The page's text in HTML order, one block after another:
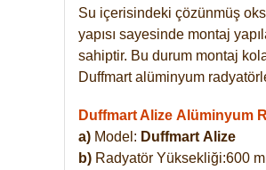
Su içerisindeki çözünmüş
yapısı sayesinde montaj
sahiptir. Bu durum montaj
Duffmart alüminyum
Duffmart Alize Alüminyum
a) Model: Duffmart Alize
b) Radyatör Yüksekliği:600